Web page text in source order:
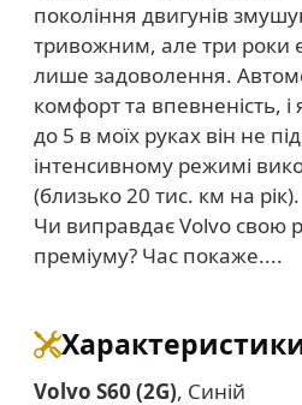
покоління двигунів
тривожним, але три роки
лише задоволення.
комфорт та впевненість,
до 5 в моїх руках він не
інтенсивному режимі
(близько 20 тис. км на рік).
Чи виправдає Volvo свою
преміуму? Час покаже....
Volvo S60 (2G), Синій